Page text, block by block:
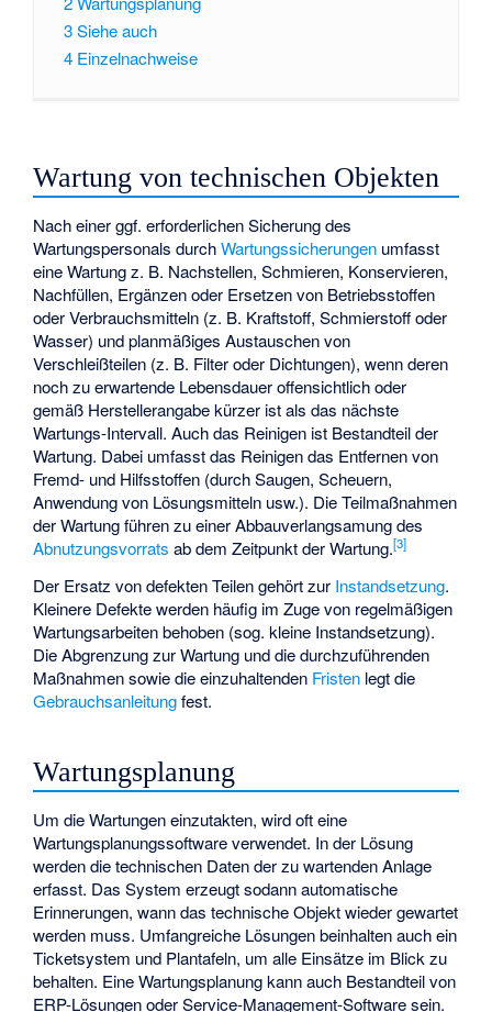
3Siehe auch
4 Einzelnachweise
Wartung von technischen Objekten
Nach einer ggf. erforderlichen Sicherung des
Wartungspersonals durchWartungssicherungen umfasst
eine Wartung z. B. Nachstellen, Schmieren, Konservieren,
Nachfüllen, Ergänzen oder Ersetzen von Betriebsstoffen
oder Verbrauchsmitteln (z. B. Kraftstoff, Schmierstoff oder
Wasser) und planmäßiges Austauschen von
Verschleißteilen (z. B. Filter oder Dichtungen), wenn deren
noch zu erwartende Lebensdauer offensichtlich oder
gemäß Herstellerangabe kürzer ist als das nächste
Wartungs-Intervall. Auch das Reinigen ist Bestandteil der
Wartung. Dabei umfasst das Reinigen das Entfernen von
Fremd- und Hilfsstoffen (durch Saugen, Scheuern,
Anwendung von Lösungsmitteln usw.). Die Teilmaßnahmen
der Wartung führen zu einer Abbauverlangsamung des
Abnutzungsvorrats ab dem Zeitpunkt der Wartung.[3]
Der Ersatz von defekten Teilen gehört zur Instandsetzung.
Kleinere Defektewerden häufig im Zuge von regelmäßigen
Wartungsarbeiten behoben (sog. kleine Instandsetzung).
Die Abgrenzung zur Wartung und die durchzuführenden
Maßnahmen sowie die einzuhaltenden Fristen legt die
Gebrauchsanleitungfest.
Wartungsplanung
Um die Wartungen einzutakten, wird oft eine
Wartungsplanungssoftware verwendet. In der Lösung
werden die technischen Daten der zu wartenden Anlage
erfasst. Das System erzeugt sodann automatische
Erinnerungen, wann das technische Objekt wieder gewartet
werden muss. Umfangreiche Lösungen beinhalten auch ein
Ticketsystem und Plantafeln, um alle Einsätze im Blick zu
behalten. Eine Wartungsplanung kann auch Bestandteil von
ERP-Lösungen oder Service-Management-Software sein.